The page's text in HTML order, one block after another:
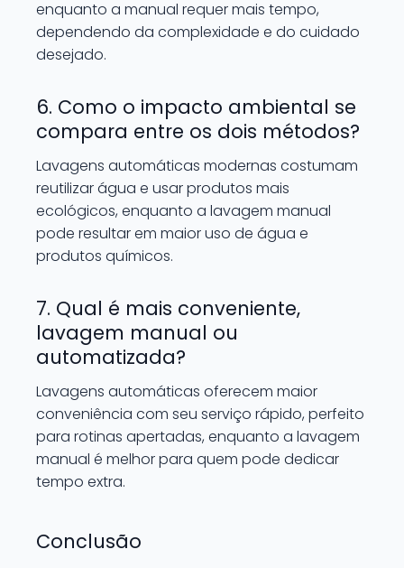
enquanto a manual requer mais tempo,
dependendo da complexidade e do cuidado
desejado.
6. Como o impacto ambiental se
compara entre os dois métodos?
Lavagens automáticas modernas costumam
reutilizar água e usar produtos mais
ecológicos, enquanto a lavagem manual
pode resultar em maior uso de água e
produtos químicos.
7. Qual é mais conveniente,
lavagem manual ou
automatizada?
Lavagens automáticas oferecem maior
conveniência com seu serviço rápido, perfeito
para rotinas apertadas, enquanto a lavagem
manual é melhor para quem pode dedicar
tempo extra.
Conclusão